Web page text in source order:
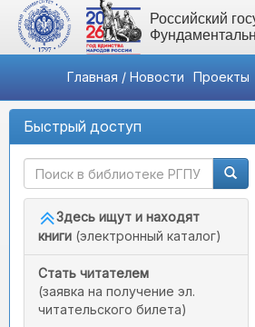
Российский
Главная / Новости Проекты
Быстрый доступ
Здесь ищут и находят
книги (электронный каталог)
Стать читателем
(заявка на получение эл.
читательского билета)